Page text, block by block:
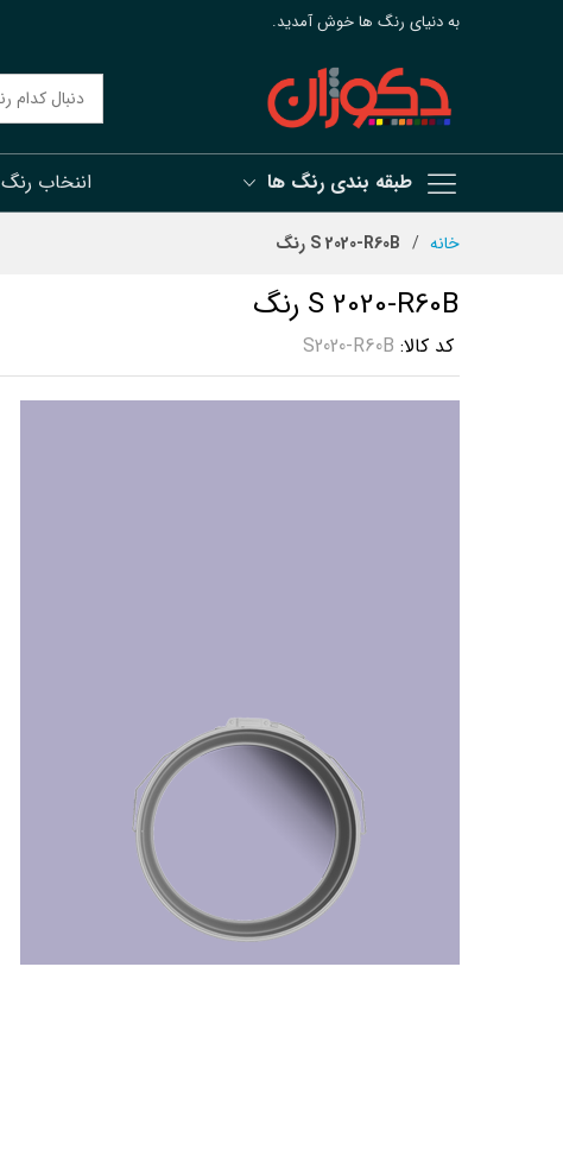
به دنیای رنگ ها خوش آمدید.
طبقه بندی رنگ ها اننخاب رنگ
خانه S 2020-R60B رنگ
S 2020-R60B رنگ
کد کالا S2020-R60B